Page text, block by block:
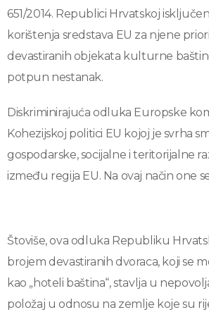
651/2014. Republici Hrvatskoj
korištenja sredstava EU za njene
devastiranih objekata kulturne
potpun nestanak.
Diskriminirajuća odluka Europske
Kohezijskoj politici EU kojoj je svrha
gospodarske, socijalne i teritorijalne
između regija EU. Na ovaj način one
Štoviše, ova odluka Republiku
brojem devastiranih dvoraca, koji se
kao „hoteli baština“, stavlja u
položaj u odnosu na zemlje koje su